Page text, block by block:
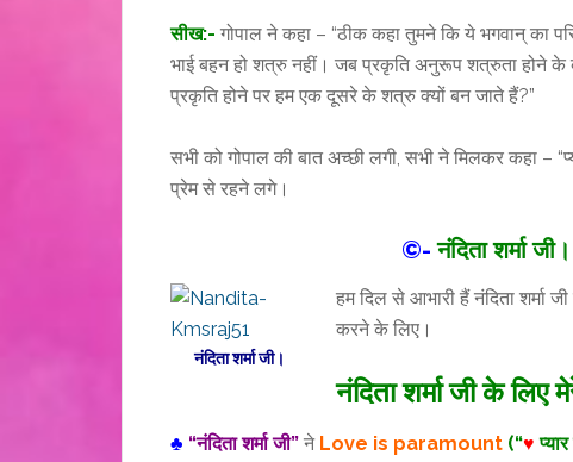
सीख:- गोपाल ने कहा – “ठीक कहा तुमने कि ये भगवान् का
भाई बहन हो शत्रु नहीं। जब प्रकृति अनुरूप शत्रुता होने के
प्रकृति होने पर हम एक दूसरे के शत्रु क्यों बन जाते हैं?”
सभी को गोपाल की बात अच्छी लगी, सभी ने मिलकर कहा –
प्रेम से रहने लगे।
©-नंदिता शर्मा जी।
नंदिता शर्मा जी।
हम दिल से आभारी हैं नंदिता शर्मा
करने के लिए।
नंदिता शर्मा जी के लिए
♣ “नंदिता शर्मा जी” ने Love is paramount (“♥